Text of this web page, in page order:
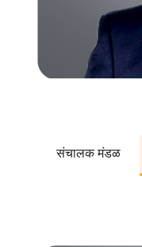
संचालक मंडळ